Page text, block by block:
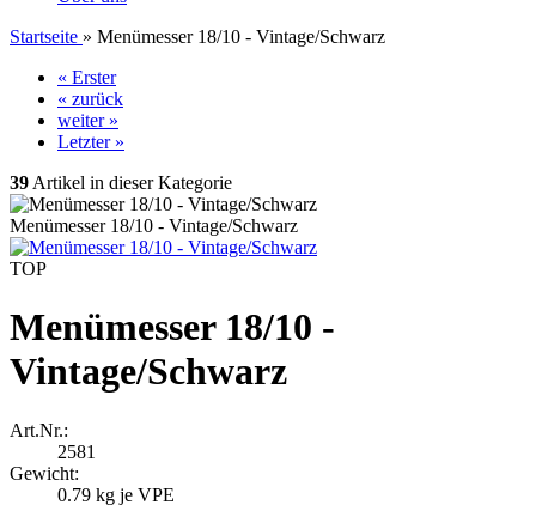
Startseite » Menümesser 18/10 - Vintage/Schwarz
« Erster
« zurück
weiter »
Letzter »
39 Artikel in dieser Kategorie
Menümesser 18/10 - Vintage/Schwarz
TOP
Menümesser 18/10 -
Vintage/Schwarz
Art.Nr.:
2581
Gewicht:
0.79 kg je VPE